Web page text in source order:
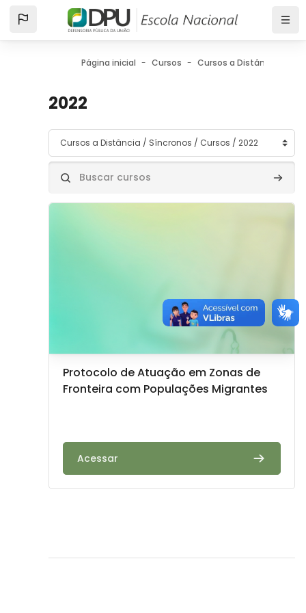
Ir para o conteúdo principal
Página inicial Cursos Cursos a Distância
2022
Categorias de Cursos
Buscar cursos
Imagem do curso" Protocolo de Atuação em Zonas
Imagem do curso
Nome do curso
Protocolo de Atuação em Zonas de
Fronteira com Populações Migrantes
Acessar